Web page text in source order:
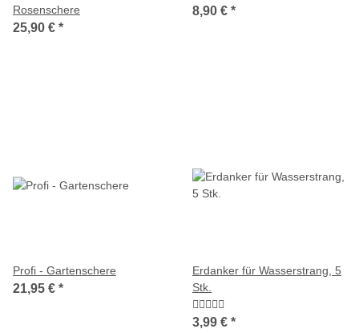
Rosenschere
25,90 € *
8,90 € *
Profi - Gartenschere
21,95 € *
Erdanker für Wasserstrang, 5
Stk.
3,99 € *